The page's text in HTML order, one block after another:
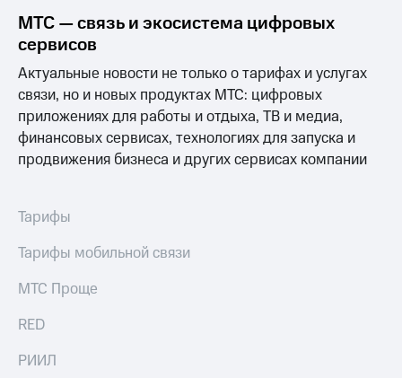
МТС — связь и экосистема цифровых
сервисов
Актуальные новости не только о тарифах и услугах
связи, но и новых продуктах МТС: цифровых
приложениях для работы и отдыха, ТВ и медиа,
финансовых сервисах, технологиях для запуска и
продвижения бизнеса и других сервисах компании
Тарифы
Тарифы мобильной связи
МТС Проще
RED
РИИЛ